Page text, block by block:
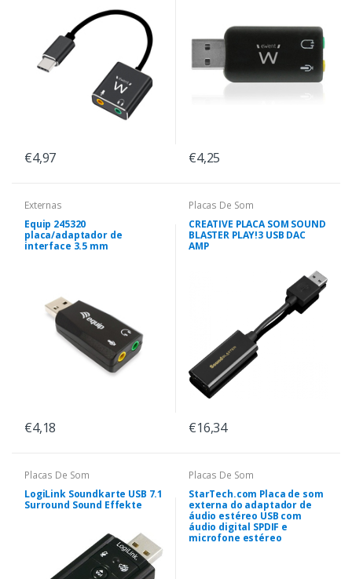
€4,97 €4,25
Externas
Equip 245320
placa/adaptador de
interface 3.5 mm
€4,18
Placas De Som
CREATIVE PLACA SOM SOUND
BLASTER PLAY!3 USB DAC
AMP
€16,34
Placas De Som
LogiLink Soundkarte USB 7.1
Surround Sound Effekte
Placas De Som
StarTech.com Placa de som
externa do adaptador de
áudio estéreo USB com
áudio digital SPDIF e
microfone estéreo